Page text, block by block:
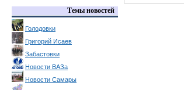
Темы новостей
Голодовки
Григорий Исаев
Забастовки
Новости ВАЗа
Новости Самары